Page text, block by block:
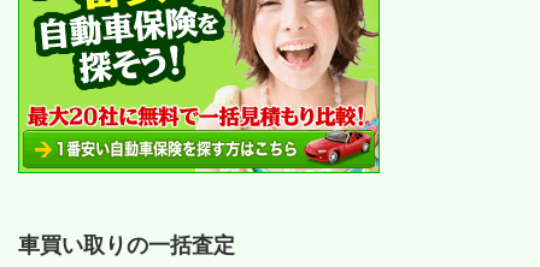
車買い取りの一括査定